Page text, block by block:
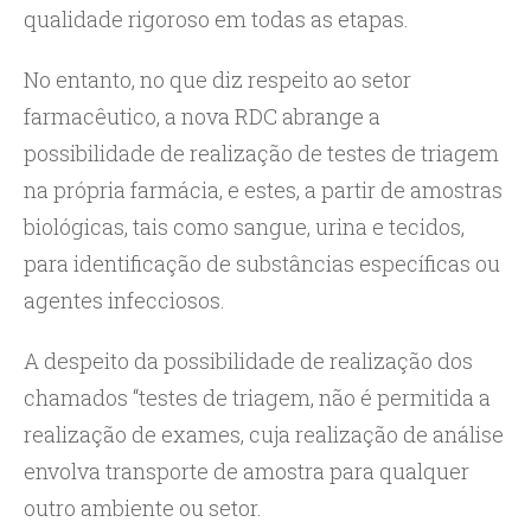
qualidade rigoroso em todas as etapas.
No entanto, no que diz respeito ao setor
farmacêutico, a nova RDC abrange a
possibilidade de realização de testes de triagem
na própria farmácia, e estes, a partir de amostras
biológicas, tais como sangue, urina e tecidos,
para identificação de substâncias específicas ou
agentes infecciosos.
A despeito da possibilidade de realização dos
chamados “testes de triagem, não é permitida a
realização de exames, cuja realização de análise
envolva transporte de amostra para qualquer
outro ambiente ou setor.